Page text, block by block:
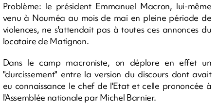
Problème: le président Emmanuel Macron, lui-même
venu à Nouméa au mois de mai en pleine période de
violences, ne s'attendait pas à toutes ces annonces du
locataire de Matignon.
Dans le camp macroniste, on déplore en effet un
"durcissement" entre la version du discours dont avait
eu connaissance le chef de l'Etat et celle prononcée à
l'Assemblée nationale par Michel Barnier.